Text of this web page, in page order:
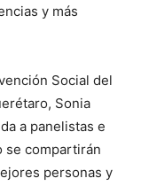
y más
Social del
Sonia
a panelistas e
se compartirán
personas y